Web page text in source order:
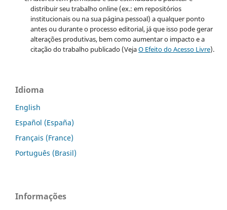
distribuir seu trabalho online (ex.: em repositórios
institucionais ou na sua página pessoal) a qualquer ponto
antes ou durante o processo editorial, já que isso pode gerar
alterações produtivas, bem como aumentar o impacto e a
citação do trabalho publicado (VejaO Efeito do Acesso Livre).
Idioma
English
Español (España)
Français (France)
Português (Brasil)
Informações